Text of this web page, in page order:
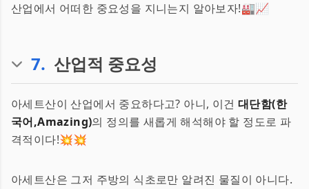
산업에서 어떠한 중요성을 지니는지 알아보자!🏭📈
7. 산업적 중요성
아세트산이 산업에서 중요하다고? 아니, 이건 대단함(한
국어,Amazing)의 정의를 새롭게 해석해야 할 정도로 파
격적이다!💥💥
아세트산은 그저 주방의 식초로만 알려진 물질이 아니다.